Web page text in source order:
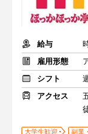
給与
雇用形態
シフト
アクセス
大学生歓迎 副業